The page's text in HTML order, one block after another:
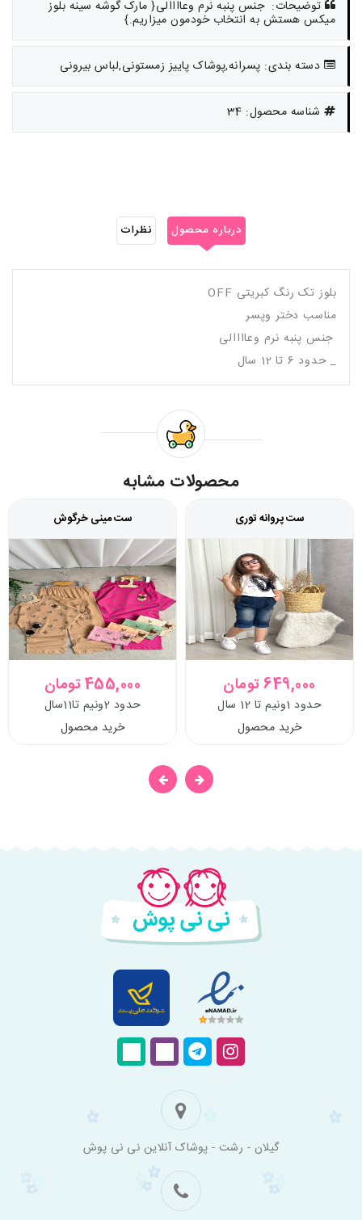
توضیحات: جنس پنبه نرم وعاااالی{ مارک گوشه سینه بلوز
میکس هستش به انتخاب خودمون میزاریم.}
دسته بندی: پسرانه,پوشاک پاییز زمستونی,لباس بیرونی
شناسه محصول: 34
درباره محصول نظرات
بلوز تک رنگ کبریتی OFF
مناسب دختر وپسر
جنس پنبه نرم وعاااالی
_ حدود 6 تا 12 سال
محصولات مشابه
ست پروانه توری
649,000 تومان
حدود 1ونیم تا 12 سال
خرید محصول
ست مینی خرگوش
455,000 تومان
حدود 2ونیم تا11سال
خرید محصول
گیلان - رشت - پوشاک آنلاین نی نی پوش